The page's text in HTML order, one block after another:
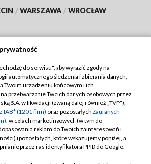
/ WARSZAWA / WROCŁAW
TVP
TVP
Cyfrowa
Regulamin TVP
Polityka prywatności
Moje zgody
Pomoc
do serwisu", aby wyrazić zgody na
automatycznego śledzenia i zbierania danych,
Twoim urządzeniu końcowym i ich
przetwarzanie Twoich danych osobowych przez
S.A. w likwidacji (zwaną dalej również „TVP”),
IAB* (1201 firm) oraz pozostałych Zaufanych
, w celach marketingowych (w tym do
reklam do Twoich zainteresowań i
i pozostałych, które wskazujemy poniżej, a
przez nas identyfikatora PPID do Google.